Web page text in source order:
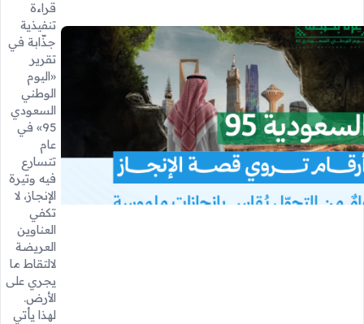
قراءة
تنفيذية
جذّابة في
تقرير
«اليوم
الوطني
السعودي
95» في
عام
تتسارع
فيه وتيرة
الإنجاز، لا
تكفي
العناوين
العريضة
لالتقاط ما
يجري على
الأرض.
لهذا يأتي